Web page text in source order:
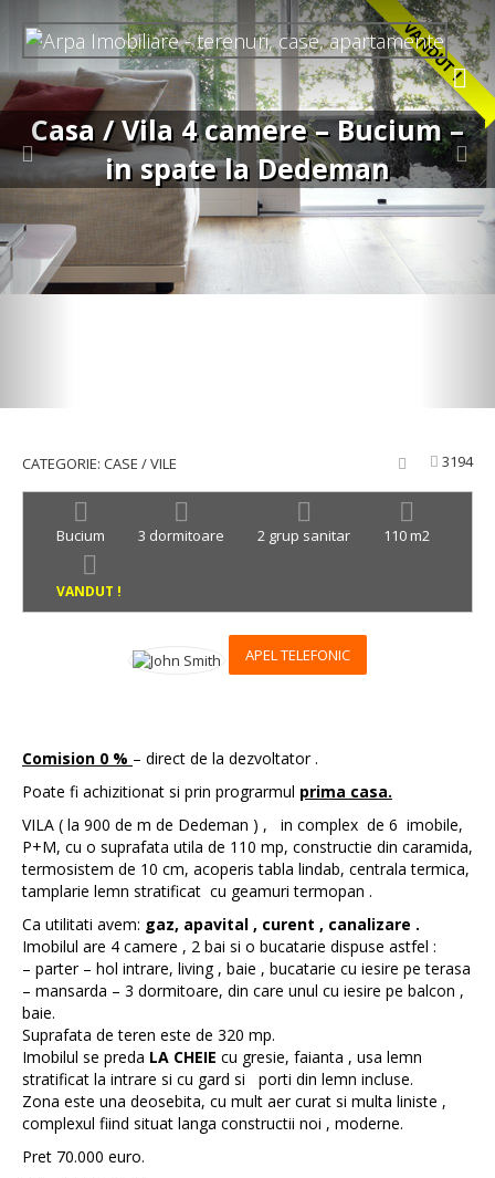
Casa / Vila 4 camere – Bucium –
in spate la Dedeman
VANDUT !
CATEGORIE: CASE / VILE 3194
Bucium 3 dormitoare 2 grup sanitar 110 m2
VANDUT !
APEL TELEFONIC
Comision 0 % – direct de la dezvoltator .
Poate fi achizitionat si prin prograrmul prima casa.
VILA ( la 900 de m de Dedeman ) , in complex de 6 imobile,
P+M, cu o suprafata utila de 110 mp, constructie din caramida,
termosistem de 10 cm, acoperis tabla lindab, centrala termica,
tamplarie lemn stratificat cu geamuri termopan .
Ca utilitati avem: gaz, apavital , curent , canalizare .
Imobilul are 4 camere , 2 bai si o bucatarie dispuse astfel :
– parter – hol intrare, living , baie , bucatarie cu iesire pe terasa
– mansarda – 3 dormitoare, din care unul cu iesire pe balcon ,
baie.
Suprafata de teren este de 320 mp.
Imobilul se preda LA CHEIE cu gresie, faianta , usa lemn
stratificat la intrare si cu gard si porti din lemn incluse.
Zona este una deosebita, cu mult aer curat si multa liniste ,
complexul fiind situat langa constructii noi , moderne.
Pret 70.000 euro.